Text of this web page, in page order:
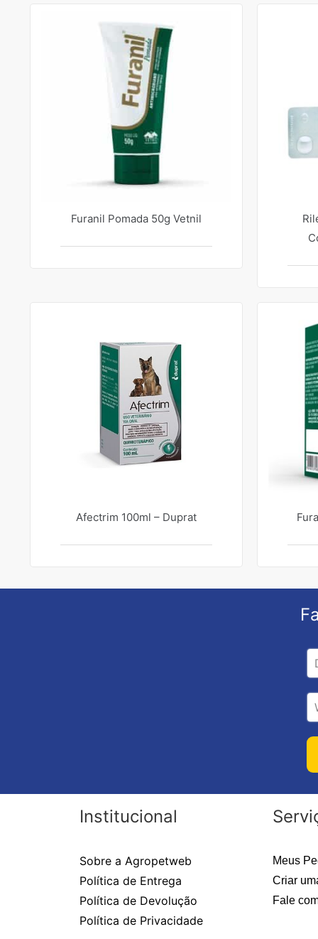
Furanil Pomada 50g Vetnil
Afectrim 100ml – Duprat
Institucional
Sobre a Agropetweb
Política de Entrega
Política de Devolução
Política de Privacidade
Meus
Criar
Fale